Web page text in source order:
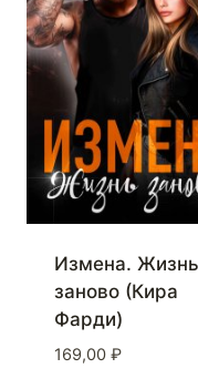
Измена. Жизнь
заново (Кира
Фарди)
169,00 ₽